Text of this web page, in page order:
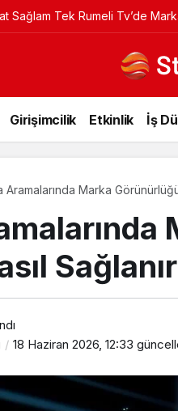
Girişimcilik Etkinlik İş
Marka Görünürlüğü
18 Haziran 2026, 12:33